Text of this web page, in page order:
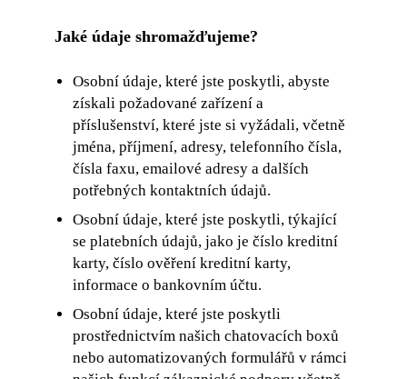
Jaké údaje shromažďujeme?
Osobní údaje, které jste poskytli, abyste
získali požadované zařízení a
příslušenství, které jste si vyžádali, včetně
jména, příjmení, adresy, telefonního čísla,
čísla faxu, emailové adresy a dalších
potřebných kontaktních údajů.
Osobní údaje, které jste poskytli, týkající
se platebních údajů, jako je číslo kreditní
karty, číslo ověření kreditní karty,
informace o bankovním účtu.
Osobní údaje, které jste poskytli
prostřednictvím našich chatovacích boxů
nebo automatizovaných formulářů v rámci